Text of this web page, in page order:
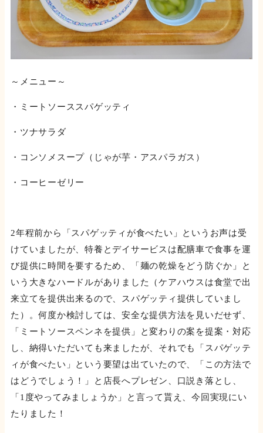
～メニュー～
・ミートソーススパゲッティ
・ツナサラダ
・コンソメスープ（じゃが芋・アスパラガス）
・コーヒーゼリー
2年程前から「スパゲッティが食べたい」というお声は受
けていましたが、特養とデイサービスは配膳車で食事を運
び提供に時間を要するため、「麺の乾燥をどう防ぐか」と
いう大きなハードルがありました（ケアハウスは食堂で出
来立てを提供出来るので、スパゲッティ提供していまし
た）。何度か検討しては、安全な提供方法を見いだせず、
「ミートソースペンネを提供」と変わりの案を提案・対応
し、納得いただいても来ましたが、それでも「スパゲッテ
ィが食べたい」という要望は出ていたので、「この方法で
はどうでしょう！」と店長へプレゼン、口説き落とし、
「1度やってみましょうか」と言って貰え、今回実現にい
たりました！